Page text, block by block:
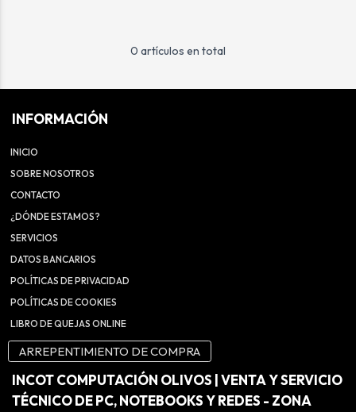
0 artículos en total
INFORMACIÓN
INICIO
SOBRE NOSOTROS
CONTACTO
¿DÓNDE ESTAMOS?
SERVICIOS
DATOS BANCARIOS
POLÍTICAS DE PRIVACIDAD
POLÍTICAS DE COOKIES
LIBRO DE QUEJAS ONLINE
ARREPENTIMIENTO DE COMPRA
INCOT COMPUTACIÓN OLIVOS | VENTA Y SERVICIO
TÉCNICO DE PC, NOTEBOOKS Y REDES - ZONA